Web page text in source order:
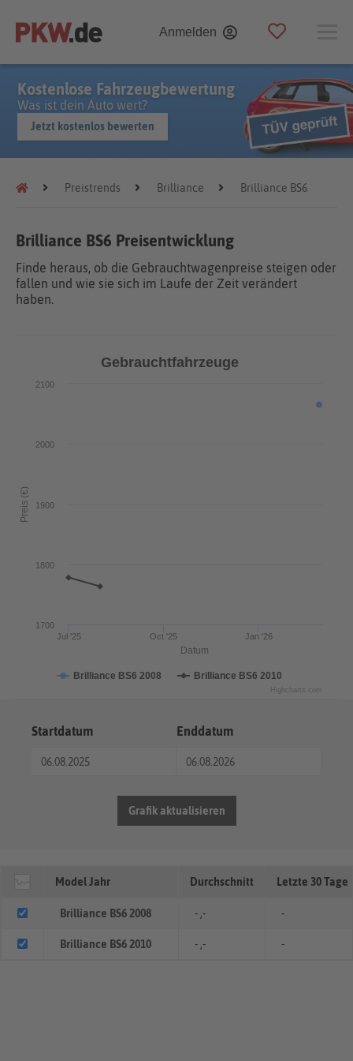
Anmelden
Kostenlose Fahrzeugbewertung
Was ist dein Auto wert?
Jetzt kostenlos bewerten
Preistrends Brilliance Brilliance BS6
Brilliance BS6 Preisentwicklung
Finde heraus, ob die Gebrauchtwagenpreise steigen oder
fallen und wie sie sich im Laufe der Zeit verändert
haben.
Datum
Preis (€)
Gebrauchtfahrzeuge
Brilliance BS6 2008 Brilliance BS6 2010
Jul '25 Oct '25 Jan '26
1700
1800
1900
2000
2100
Highcharts.com
Startdatum Enddatum
Grafik aktualisieren
Model Jahr Durchschnitt Letzte 30 Tage
Brilliance BS6 2008 - ,- -
Brilliance BS6 2010 - ,- -